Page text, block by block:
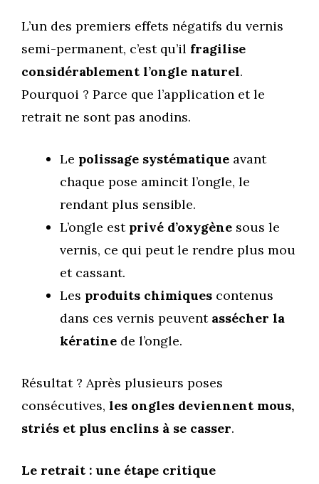
L’un des premiers effets négatifs du vernis
semi-permanent, c’est qu’il fragilise
considérablement l’ongle naturel.
Pourquoi ? Parce que l’application et le
retrait ne sont pas anodins.
Le polissage systématique avant
chaque pose amincit l’ongle, le
rendant plus sensible.
L’ongle est privé d’oxygène sous le
vernis, ce qui peut le rendre plus mou
et cassant.
Les produits chimiques contenus
dans ces vernis peuvent assécher la
kératine de l’ongle.
Résultat ? Après plusieurs poses
consécutives, les ongles deviennent mous,
striés et plus enclins à se casser.
Le retrait : une étape critique